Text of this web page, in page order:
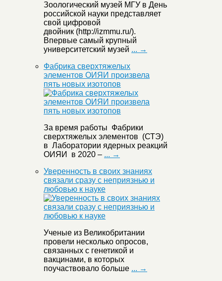
Зоологический музей МГУ в День
российской науки представляет
свой цифровой
двойник (http://izmmu.ru/).
Впервые самый крупный
университетский музей ... →
Фабрика сверхтяжелых
элементов ОИЯИ произвела
пять новых изотопов
За время работы Фабрики
сверхтяжелых элементов (СТЭ)
в Лаборатории ядерных реакций
ОИЯИ в 2020 – ... →
Уверенность в своих знаниях
связали сразу с неприязнью и
любовью к науке
Ученые из Великобритании
провели несколько опросов,
связанных с генетикой и
вакцинами, в которых
поучаствовало больше ... →